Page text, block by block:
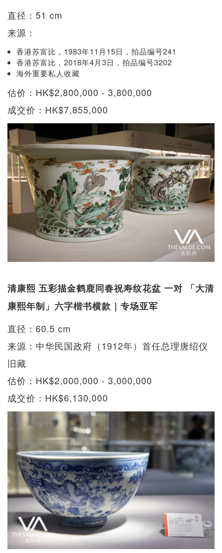
直径：51 cm
来源：
香港苏富比，1983年11月15日，拍品编号241
香港苏富比，2018年4月3日，拍品编号3202
海外重要私人收藏
估价：HK$2,800,000 - 3,800,000
成交价：HK$7,855,000
清康熙 五彩描金鹤鹿同春祝寿纹花盆 一对 「大清
康熙年制」六字楷书横款｜专场亚军
直径：60.5 cm
来源：中华民国政府（1912年）首任总理唐绍仪
旧藏
估价：HK$2,000,000 - 3,000,000
成交价：HK$6,130,000